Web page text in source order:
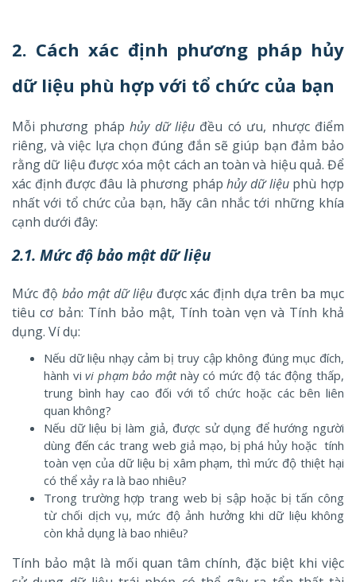
2. Cách xác định phương pháp hủy
dữ liệu phù hợp với tổ chức của bạn
Mỗi phương pháphủy dữ liệu đều có ưu, nhược điểm
riêng, và việc lựa chọn đúng đắn sẽ giúp bạn đảm bảo
rằng dữ liệu được xóa một cách an toàn và hiệu quả. Để
xác định được đâu là phương pháphủy dữ liệuphù hợp
nhất với tổ chức của bạn, hãy cân nhắc tới những khía
cạnh dưới đây:
2.1. Mức độ bảo mật dữ liệu
Mức độ bảo mật dữ liệuđược xác định dựa trên ba mục
tiêu cơ bản: Tính bảo mật, Tính toàn vẹn và Tính khả
dụng. Ví dụ:
Nếu dữ liệu nhạy cảm bị truy cập không đúng mục đích,
hành vivi phạm bảo mậtnày có mức độ tác động thấp,
trung bình hay cao đối với tổ chức hoặc các bên liên
quan không?
Nếu dữ liệu bị làm giả, được sử dụng để hướng người
dùng đến các trang web giả mạo, bị phá hủy hoặc tính
toàn vẹn của dữ liệu bị xâm phạm, thì mức độ thiệt hại
có thể xảy ra là bao nhiêu?
Trong trường hợp trang web bị sập hoặc bị tấn công
từ chối dịch vụ, mức độ ảnh hưởng khi dữ liệu không
còn khả dụng là bao nhiêu?
Tính bảo mật là mối quan tâm chính, đặc biệt khi việc